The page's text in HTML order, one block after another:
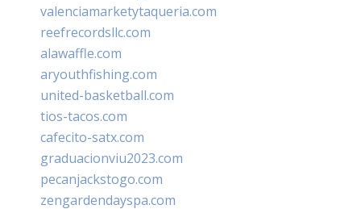
valenciamarketytaqueria.com
reefrecordsllc.com
alawaffle.com
aryouthfishing.com
united-basketball.com
tios-tacos.com
cafecito-satx.com
graduacionviu2023.com
pecanjackstogo.com
zengardendayspa.com